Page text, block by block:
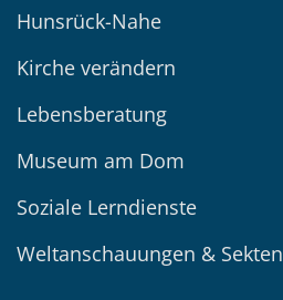
Hunsrück-Nahe
Kirche verändern
Lebensberatung
Museum am Dom
Soziale Lerndienste
Weltanschauungen & Sekten